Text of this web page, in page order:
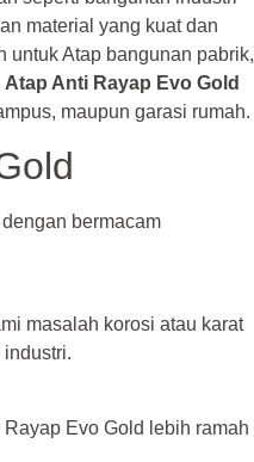
material yang kuat dan
untuk Atap bangunan pabrik,
Atap Anti Rayap Evo Gold
maupun garasi rumah.
bermacam
masalah korosi atau karat
Evo Gold lebih ramah